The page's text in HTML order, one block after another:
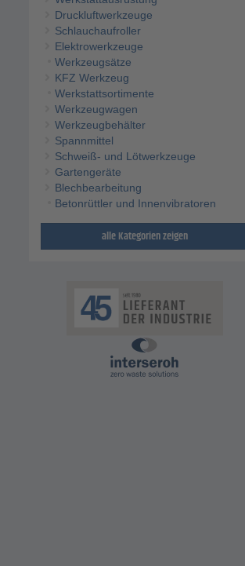
Druckluftwerkzeuge
Schlauchaufroller
Elektrowerkzeuge
Werkzeugsätze
KFZ Werkzeug
Werkstattsortimente
Werkzeugwagen
Werkzeugbehälter
Spannmittel
Schweiß- und Lötwerkzeuge
Gartengeräte
Blechbearbeitung
Betonrüttler und Innenvibratoren
alle Kategorien zeigen